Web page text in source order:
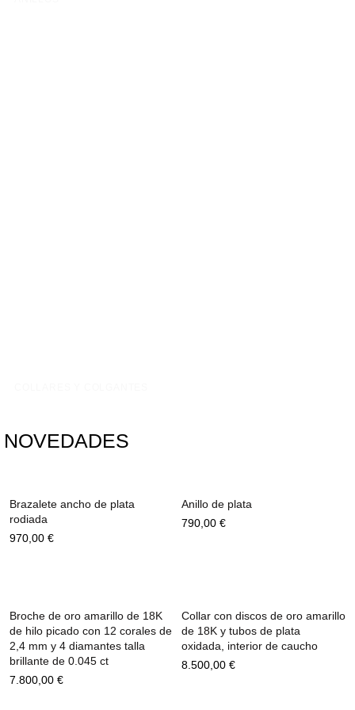
NOVEDADES
Brazalete ancho de plata
rodiada
970,00 €
Anillo de plata
790,00 €
Broche de oro amarillo de 18K
de hilo picado con 12 corales de
2,4 mm y 4 diamantes talla
brillante de 0.045 ct
7.800,00 €
Collar con discos de oro amarillo
de 18K y tubos de plata
oxidada, interior de caucho
8.500,00 €